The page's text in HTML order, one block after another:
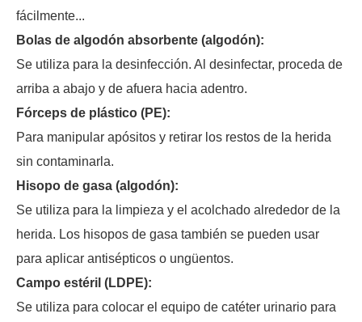
fácilmente...
Bolas de algodón absorbente (algodón):
Se utiliza para la desinfección. Al desinfectar, proceda de
arriba a abajo y de afuera hacia adentro.
Fórceps de plástico (PE):
Para manipular apósitos y retirar los restos de la herida
sin contaminarla.
Hisopo de gasa (algodón):
Se utiliza para la limpieza y el acolchado alrededor de la
herida. Los hisopos de gasa también se pueden usar
para aplicar antisépticos o ungüentos.
Campo estéril (LDPE):
Se utiliza para colocar el equipo de catéter urinario para